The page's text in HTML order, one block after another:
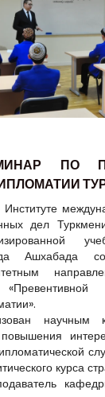
ПО
дел
научным
курса